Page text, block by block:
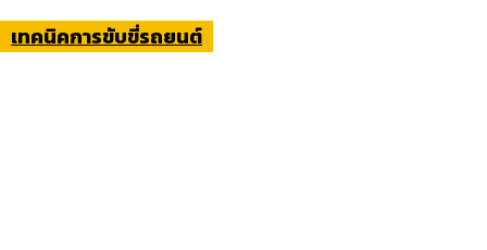
เทคนิคการขับขี่รถยนต์